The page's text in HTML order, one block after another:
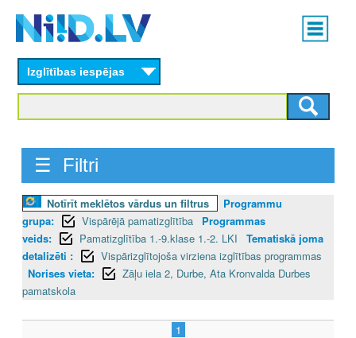
content
Main
menu
Izglītības iespējas
☰ Filtri
Notīrīt meklētos vārdus un filtrus
Programmu
grupa:
Vispārējā pamatizglītība
Programmas
veids:
Pamatizglītība 1.-9.klase 1.-2. LKI
Tematiskā joma
detalizēti :
Vispārizglītojoša virziena izglītības programmas
Norises vieta:
Zāļu iela 2, Durbe, Ata Kronvalda Durbes
pamatskola
1